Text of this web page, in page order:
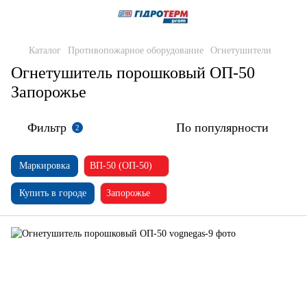
Каталог Противопожарное оборудование Огнетушители
Огнетушитель порошковый ОП-50
Запорожье
Фильтр 2 По популярности
Маркировка ВП-50 (ОП-50)
Купить в городе Запорожье